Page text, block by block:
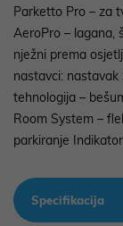
Parketto Pro – za
AeroPro – lagana,
nježni prema
nastavci:
tehnologija –
Room System –
parkiranje
Specifikacija